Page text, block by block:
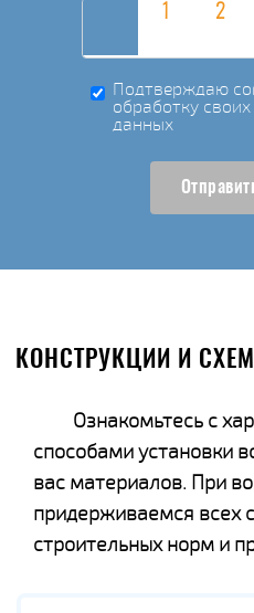
Подтверждаю
обработку
данных
КОНСТРУКЦИИ И
Ознакомьтесь с
способами установки
вас материалов. При
придерживаемся всех
строительных норм и